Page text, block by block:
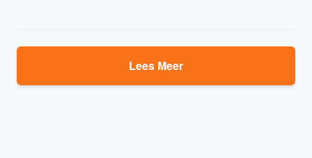
Lees Meer